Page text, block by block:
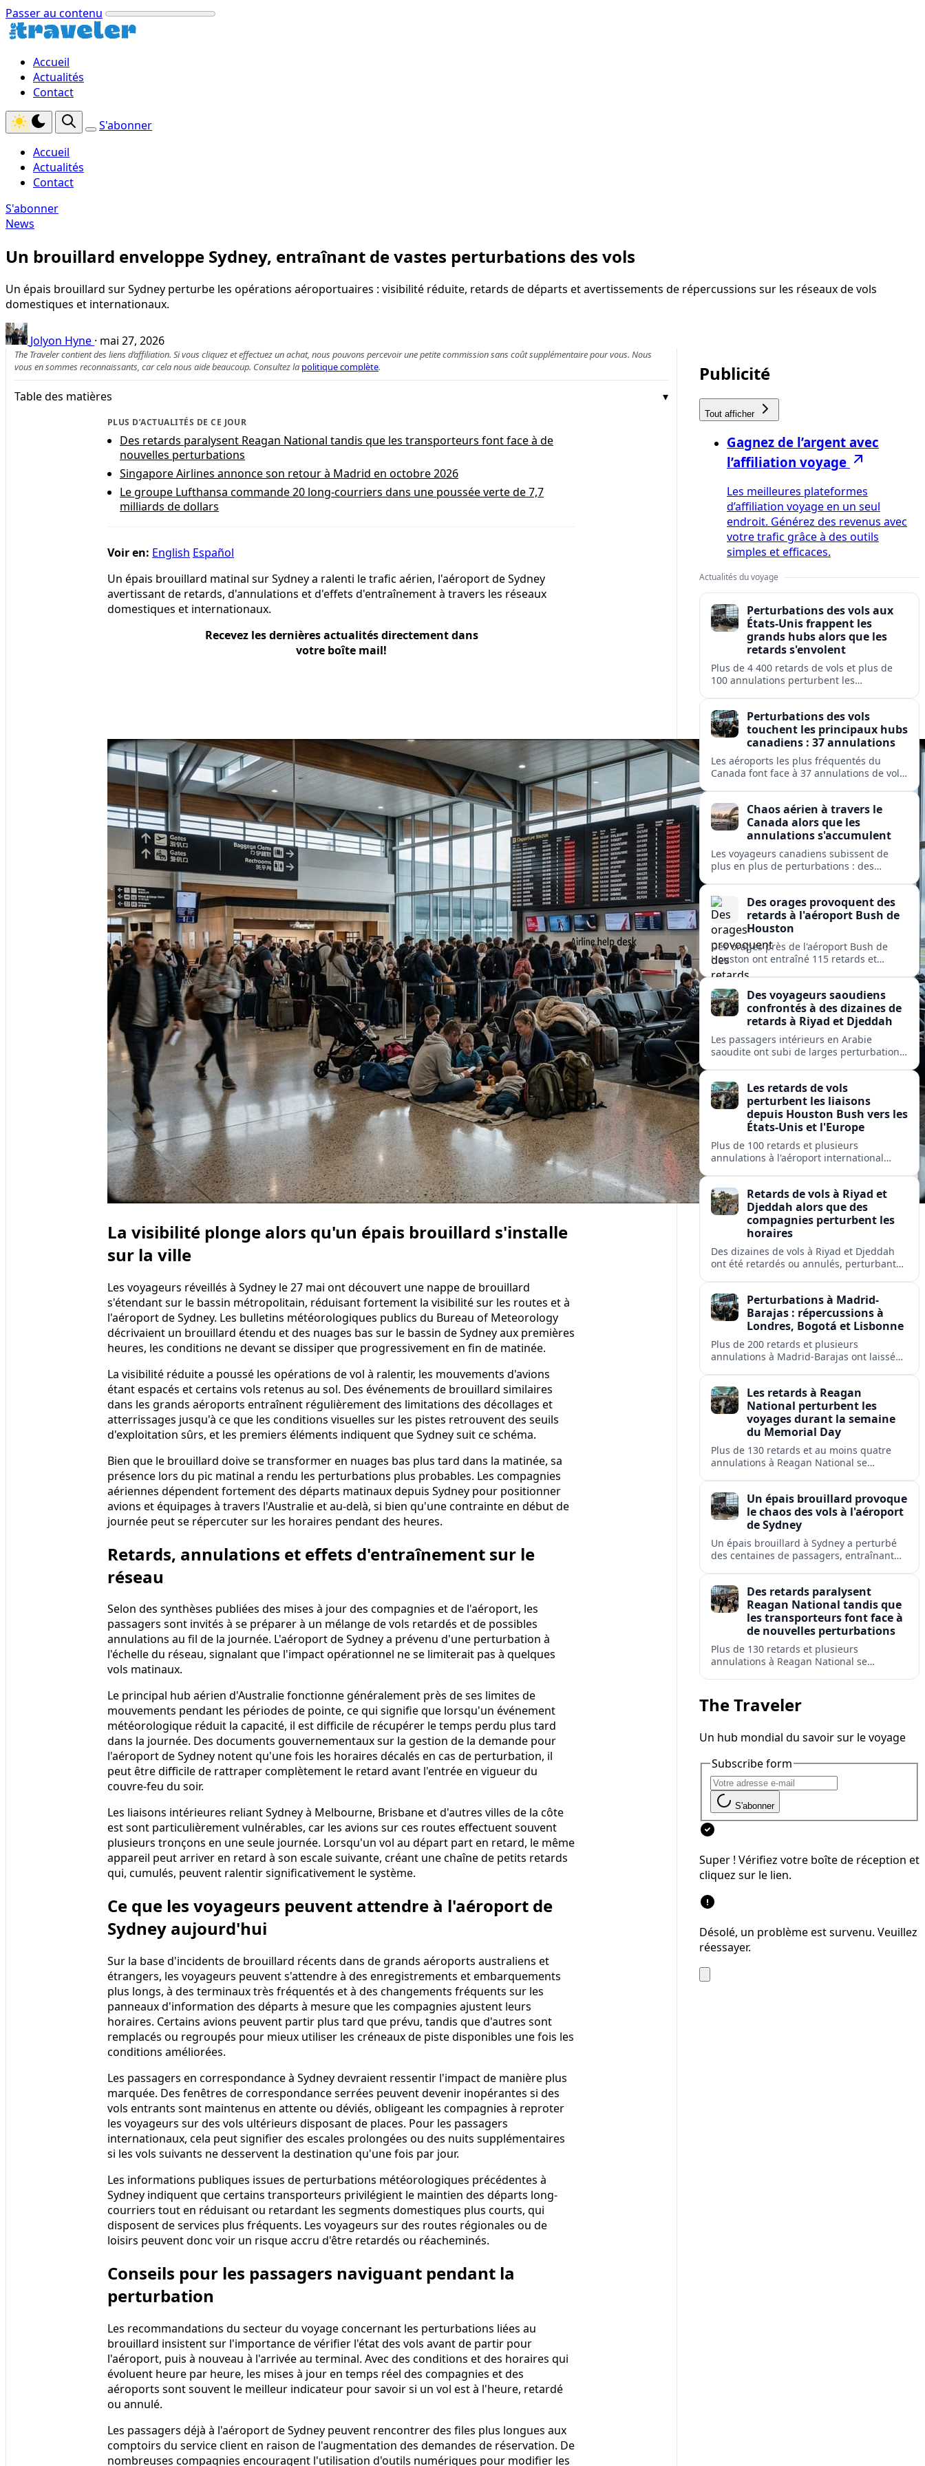
Passer au contenu
Accueil
Actualités
Contact
S'abonner
Accueil
Actualités
Contact
S'abonner
News
Un brouillard enveloppe Sydney, entraînant de vastes perturbations des vols
Un épais brouillard sur Sydney perturbe les opérations aéroportuaires : visibilité réduite, retards de départs et avertissements de répercussions sur les réseaux de vols
domestiques et internationaux.
Jolyon Hyne · mai 27, 2026
The Traveler contient des liens d’affiliation. Si vous cliquez et effectuez un achat, nous pouvons percevoir une petite commission sans coût supplémentaire pour vous. Nous
vous en sommes reconnaissants, car cela nous aide beaucoup. Consultez la politique complète.
Table des matières
PLUS D’ACTUALITÉS DE CE JOUR
Des retards paralysent Reagan National tandis que les transporteurs font face à de
nouvelles perturbations
Singapore Airlines annonce son retour à Madrid en octobre 2026
Le groupe Lufthansa commande 20 long‑courriers dans une poussée verte de 7,7
milliards de dollars
Voir en: English Español
Un épais brouillard matinal sur Sydney a ralenti le trafic aérien, l'aéroport de Sydney
avertissant de retards, d'annulations et d'effets d'entraînement à travers les réseaux
domestiques et internationaux.
Recevez les dernières actualités directement dans
votre boîte mail!
La visibilité plonge alors qu'un épais brouillard s'installe
sur la ville
Les voyageurs réveillés à Sydney le 27 mai ont découvert une nappe de brouillard
s'étendant sur le bassin métropolitain, réduisant fortement la visibilité sur les routes et à
l'aéroport de Sydney. Les bulletins météorologiques publics du Bureau of Meteorology
décrivaient un brouillard étendu et des nuages bas sur le bassin de Sydney aux premières
heures, les conditions ne devant se dissiper que progressivement en fin de matinée.
La visibilité réduite a poussé les opérations de vol à ralentir, les mouvements d'avions
étant espacés et certains vols retenus au sol. Des événements de brouillard similaires
dans les grands aéroports entraînent régulièrement des limitations des décollages et
atterrissages jusqu'à ce que les conditions visuelles sur les pistes retrouvent des seuils
d'exploitation sûrs, et les premiers éléments indiquent que Sydney suit ce schéma.
Bien que le brouillard doive se transformer en nuages bas plus tard dans la matinée, sa
présence lors du pic matinal a rendu les perturbations plus probables. Les compagnies
aériennes dépendent fortement des départs matinaux depuis Sydney pour positionner
avions et équipages à travers l'Australie et au-delà, si bien qu'une contrainte en début de
journée peut se répercuter sur les horaires pendant des heures.
Retards, annulations et effets d'entraînement sur le
réseau
Selon des synthèses publiées des mises à jour des compagnies et de l'aéroport, les
passagers sont invités à se préparer à un mélange de vols retardés et de possibles
annulations au fil de la journée. L'aéroport de Sydney a prévenu d'une perturbation à
l'échelle du réseau, signalant que l'impact opérationnel ne se limiterait pas à quelques
vols matinaux.
Le principal hub aérien d'Australie fonctionne généralement près de ses limites de
mouvements pendant les périodes de pointe, ce qui signifie que lorsqu'un événement
météorologique réduit la capacité, il est difficile de récupérer le temps perdu plus tard
dans la journée. Des documents gouvernementaux sur la gestion de la demande pour
l'aéroport de Sydney notent qu'une fois les horaires décalés en cas de perturbation, il
peut être difficile de rattraper complètement le retard avant l'entrée en vigueur du
couvre-feu du soir.
Les liaisons intérieures reliant Sydney à Melbourne, Brisbane et d'autres villes de la côte
est sont particulièrement vulnérables, car les avions sur ces routes effectuent souvent
plusieurs tronçons en une seule journée. Lorsqu'un vol au départ part en retard, le même
appareil peut arriver en retard à son escale suivante, créant une chaîne de petits retards
qui, cumulés, peuvent ralentir significativement le système.
Ce que les voyageurs peuvent attendre à l'aéroport de
Sydney aujourd'hui
Sur la base d'incidents de brouillard récents dans de grands aéroports australiens et
étrangers, les voyageurs peuvent s'attendre à des enregistrements et embarquements
plus longs, à des terminaux très fréquentés et à des changements fréquents sur les
panneaux d'information des départs à mesure que les compagnies ajustent leurs
horaires. Certains avions peuvent partir plus tard que prévu, tandis que d'autres sont
remplacés ou regroupés pour mieux utiliser les créneaux de piste disponibles une fois les
conditions améliorées.
Les passagers en correspondance à Sydney devraient ressentir l'impact de manière plus
marquée. Des fenêtres de correspondance serrées peuvent devenir inopérantes si des
vols entrants sont maintenus en attente ou déviés, obligeant les compagnies à reproter
les voyageurs sur des vols ultérieurs disposant de places. Pour les passagers
internationaux, cela peut signifier des escales prolongées ou des nuits supplémentaires
si les vols suivants ne desservent la destination qu'une fois par jour.
Les informations publiques issues de perturbations météorologiques précédentes à
Sydney indiquent que certains transporteurs privilégient le maintien des départs long-
courriers tout en réduisant ou retardant les segments domestiques plus courts, qui
disposent de services plus fréquents. Les voyageurs sur des routes régionales ou de
loisirs peuvent donc voir un risque accru d'être retardés ou réacheminés.
Conseils pour les passagers naviguant pendant la
perturbation
Les recommandations du secteur du voyage concernant les perturbations liées au
brouillard insistent sur l'importance de vérifier l'état des vols avant de partir pour
l'aéroport, puis à nouveau à l'arrivée au terminal. Avec des conditions et des horaires qui
évoluent heure par heure, les mises à jour en temps réel des compagnies et des
aéroports sont souvent le meilleur indicateur pour savoir si un vol est à l'heure, retardé
ou annulé.
Les passagers déjà à l'aéroport de Sydney peuvent rencontrer des files plus longues aux
comptoirs du service client en raison de l'augmentation des demandes de réservation. De
nombreuses compagnies encouragent l'utilisation d'outils numériques pour modifier les
Publicité
Tout afficher
Gagnez de l’argent avec
l’affiliation voyage
Les meilleures plateformes
d’affiliation voyage en un seul
endroit. Générez des revenus avec
votre trafic grâce à des outils
simples et efficaces.
Actualités du voyage
Perturbations des vols aux
États-Unis frappent les
grands hubs alors que les
retards s'envolent
Plus de 4 400 retards de vols et plus de
100 annulations perturbent les
opérations des grandes compagnies
nationales et régionales.
Perturbations des vols
touchent les principaux hubs
canadiens : 37 annulations
Les aéroports les plus fréquentés du
Canada font face à 37 annulations de vols
par Air Canada, Jazz, Inuit et Pacific
Coastal.
Chaos aérien à travers le
Canada alors que les
annulations s'accumulent
Les voyageurs canadiens subissent de
plus en plus de perturbations : des
et les aéroports isolés, de Toronto à
Kuujjuaq.
Des orages provoquent des
retards à l'aéroport Bush de
Houston
Des orages près de l'aéroport Bush de
Houston ont entraîné 115 retards et
quelques annulations, affectant United,
des hubs majeurs aux États-Unis et en
Europe.
Des voyageurs saoudiens
confrontés à des dizaines de
retards à Riyad et Djeddah
Les passagers intérieurs en Arabie
saoudite ont subi de larges perturbations
Djeddah.Les retards de vols
perturbent les liaisons
depuis Houston Bush vers les
États-Unis et l'Europe
Plus de 100 retards et plusieurs
annulations à l'aéroport international
sur des liaisons clés nationales et
transatlantiques.
Retards de vols à Riyad et
Djeddah alors que des
compagnies perturbent les
horaires
Des dizaines de vols à Riyad et Djeddah
ont été retardés ou annulés, perturbant
Perturbations à Madrid-
Barajas : répercussions à
Londres, Bogotá et Lisbonne
Plus de 200 retards et plusieurs
annulations à Madrid-Barajas ont laissé
Avianca et Air Europa.
Les retards à Reagan
National perturbent les
voyages durant la semaine
du Memorial Day
Plus de 130 retards et au moins quatre
annulations à Reagan National se
Un épais brouillard provoque
le chaos des vols à l'aéroport
de Sydney
Un épais brouillard à Sydney a perturbé
des centaines de passagers, entraînant
Des retards paralysent
Reagan National tandis que
les transporteurs font face à
de nouvelles perturbations
Plus de 130 retards et plusieurs
annulations à Reagan National se
américaines pendant une période de forte
affluence.
The Traveler
Un hub mondial du savoir sur le voyage
Subscribe form
S'abonner
Super ! Vérifiez votre boîte de réception et
cliquez sur le lien.
Désolé, un problème est survenu. Veuillez
réessayer.